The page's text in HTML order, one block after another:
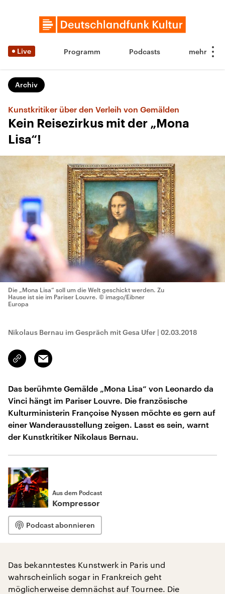
Live Programm Podcasts
Archiv
Kunstkritiker über den Verleih von Gemälden
Kein Reisezirkus mit der „Mona
Lisa“!
Die „Mona Lisa“ soll um die Welt geschickt werden. Zu
Hause ist sie im Pariser Louvre. © imago/Eibner
Europa
Nikolaus Bernau im Gespräch mit Gesa Ufer | 02.03.2018
Link
kopieren/teilen
Email
Das berühmte Gemälde „Mona Lisa“ von Leonardo da
Vinci hängt im Pariser Louvre. Die französische
Kulturministerin Françoise Nyssen möchte es gern auf
einer Wanderausstellung zeigen. Lasst es sein, warnt
der Kunstkritiker Nikolaus Bernau.
Aus dem Podcast
Kompressor
Podcast abonnieren
Das bekanntestes Kunstwerk in Paris und
wahrscheinlich sogar in Frankreich geht
möglicherweise demnächst auf Tournee. Die